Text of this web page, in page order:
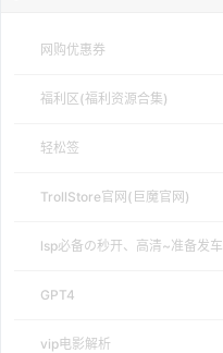
网购优惠券
福利区(福利资源合集)
轻松签
TrollStore官网(巨魔官网)
lsp必备の秒开、高清~准备发车
GPT4
vip电影解析